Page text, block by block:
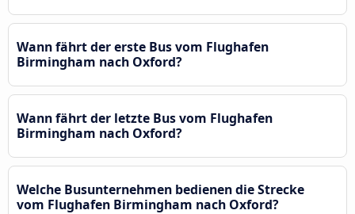
Wann fährt der erste Bus vom Flughafen
Birmingham nach Oxford?
Wann fährt der letzte Bus vom Flughafen
Birmingham nach Oxford?
Welche Busunternehmen bedienen die Strecke
vom Flughafen Birmingham nach Oxford?